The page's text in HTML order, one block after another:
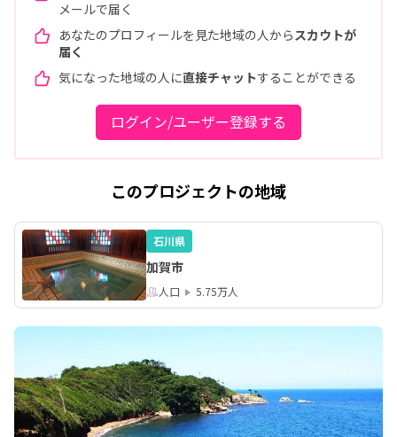
メールで届く
あなたのプロフィールを見た地域の人から スカウトが
届く
気になった地域の人に直接チャットすることができる
ログイン/ユーザー登録する
このプロジェクトの地域
石川県
加賀市
人口 5.75万人